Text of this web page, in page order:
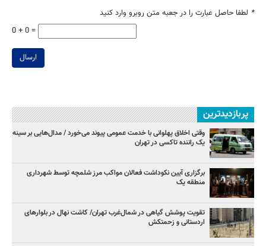
* لطفا حاصل عبارت را در جعبه متن روبرو وارد کنید
0 + 0 =
ارسال
پربازدیدترین
وقتی اخلاق پهلوانی با خدمت عمومی پیوند می‌خورد / مدال‌هایی بر سینه
یک راننده تاکسی در تهران
برگزاری آیین نکوداشت فعالان مواکب مرز شلمچه توسط شهرداری
منطقه یک
تقویت پوشش گیاهی در شمال‌غرب تهران/ کاشت نهال در بلوارهای
اردستانی و زحمتکش